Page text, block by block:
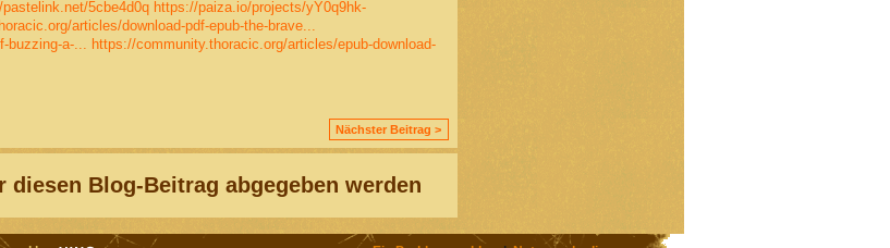
pastelink.net/5cbe4d0q https://paiza.io/projects/yY0q9hk-
articles/download-pdf-epub-the-brave...
a-...
https://community.thoracic.org/articles/epub-download-
Nächster Beitrag >
Blog-Beitrag abgegeben werden